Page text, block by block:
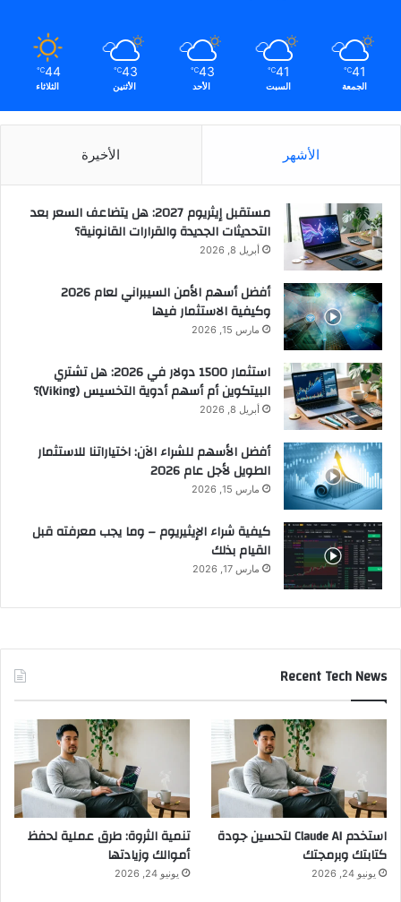
41
℃
الجمعة
41
℃
السبت
43
℃
الأحد
43
℃
الأثنين
44
℃
الثلاثاء
الأشهر الأخيرة
مستقبل إيثريوم 2027: هل يتضاعف السعر بعد
التحديثات الجديدة والقرارات القانونية؟
أبريل 8, 2026
أفضل أسهم الأمن السيبراني لعام 2026
وكيفية الاستثمار فيها
مارس 15, 2026
استثمار 1500 دولار في 2026: هل تشتري
البيتكوين أم أسهم أدوية التخسيس (Viking)؟
أبريل 8, 2026
أفضل الأسهم للشراء الآن: اختياراتنا للاستثمار
الطويل لأجل عام 2026
مارس 15, 2026
كيفية شراء الإيثيريوم – وما يجب معرفته قبل
القيام بذلك
مارس 17, 2026
Recent Tech News
استخدم Claude AI لتحسين جودة
كتابتك وبرمجتك
يونيو 24, 2026
تنمية الثروة: طرق عملية لحفظ
أموالك وزيادتها
يونيو 24, 2026